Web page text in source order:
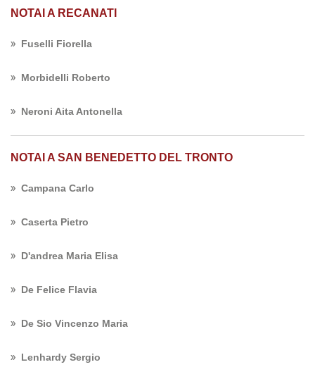
NOTAI A RECANATI
Fuselli Fiorella
Morbidelli Roberto
Neroni Aita Antonella
NOTAI A SAN BENEDETTO DEL TRONTO
Campana Carlo
Caserta Pietro
D'andrea Maria Elisa
De Felice Flavia
De Sio Vincenzo Maria
Lenhardy Sergio